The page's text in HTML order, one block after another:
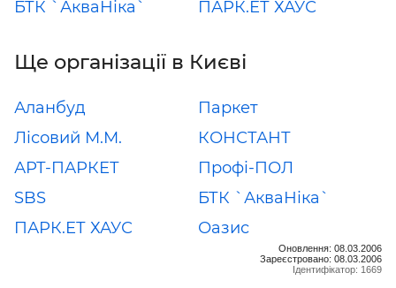
БТК `АкваНіка`
ПАРК.ЕТ ХАУС
Ще організації в Києві
Аланбуд
Паркет
Лісовий М.М.
КОНСТАНТ
АРТ-ПАРКЕТ
Профі-ПОЛ
SBS
БТК `АкваНіка`
ПАРК.ЕТ ХАУС
Оазис
Оновлення: 08.03.2006
Зареєстровано: 08.03.2006
Ідентифікатор: 1669